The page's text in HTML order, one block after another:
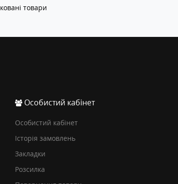
товари
Особистий кабінет
Особистий кабінет
Історія замовлень
Закладки
Розсилка